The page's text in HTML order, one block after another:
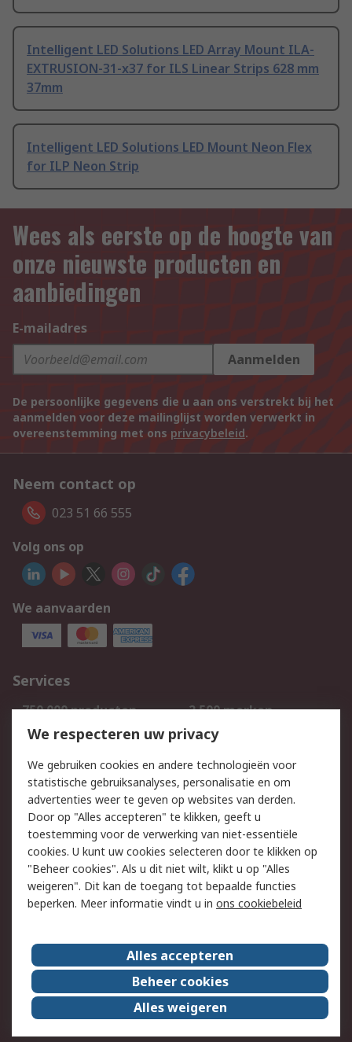
Intelligent LED Solutions LED Array Mount ILA-
EXTRUSION-31-x37 for ILS Linear Strips 628 mm
37mm
Intelligent LED Solutions LED Mount Neon Flex
for ILP Neon Strip
Wees als eerste op de hoogte van
onze nieuwste producten en
aanbiedingen
E-mailadres
Aanmelden
De persoonlijke gegevens die u aan ons verstrekt bij het
aanmelden voor deze mailinglijst worden verwerkt in
overeenstemming met ons privacybeleid.
Neem contact op
023 51 66 555
Volg ons op
We aanvaarden
Services
750.000 producten
2.500 merken
Bestellen
Inkoopoplossingen
Track & Trace
Wettelijk
Cookiebeleid
Email veiligheid
Privacybeleid
Websitevoorwaarden
Algemene
verkoopvoorwaarden
Over RS
RS Group
Over ons
RS wereldwijd
Werken bij RS
ESG
We respecteren uw privacy
We gebruiken cookies en andere technologieën voor
statistische gebruiksanalyses, personalisatie en om
advertenties weer te geven op websites van derden.
Door op "Alles accepteren" te klikken, geeft u
toestemming voor de verwerking van niet-essentiële
cookies. U kunt uw cookies selecteren door te klikken op
"Beheer cookies". Als u dit niet wilt, klikt u op "Alles
weigeren". Dit kan de toegang tot bepaalde functies
beperken. Meer informatie vindt u in ons cookiebeleid
Alles accepteren
Beheer cookies
Alles weigeren